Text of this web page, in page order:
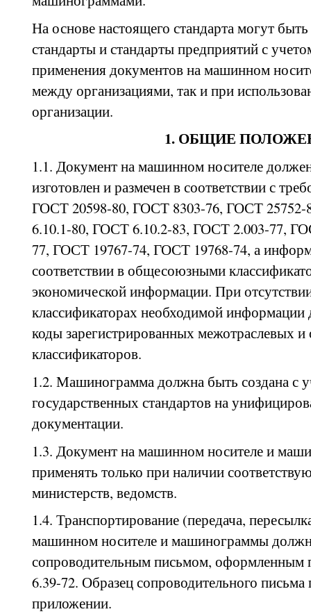
На основе настоящего стандарта могут
стандарты и стандарты предприятий с
применения документов на машинном
между организациями, так и при
организации.
1. ОБЩИЕ
1.1. Документ на машинном носителе
изготовлен и размечен в соответствии с
ГОСТ 20598-80, ГОСТ 8303-76, ГОСТ
6.10.1-80, ГОСТ 6.10.2-83, ГОСТ 2.003-77,
77, ГОСТ 19767-74, ГОСТ 19768-74, а
соответствии в общесоюзными
экономической информации. При
классификаторах необходимой информации
коды зарегистрированных межотраслевых и
классификаторов.
1.2. Машинограмма должна быть создана с
государственных стандартов на
документации.
1.3. Документ на машинном носителе и
применять только при наличии
министерств, ведомств.
1.4. Транспортирование (передача,
машинном носителе и машинограммы
сопроводительным письмом,
6.39-72. Образец сопроводительного
приложении.